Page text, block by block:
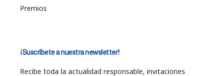
Premios
¡Suscríbete a nuestra newsletter!
Recibe toda la actualidad responsable, invitaciones